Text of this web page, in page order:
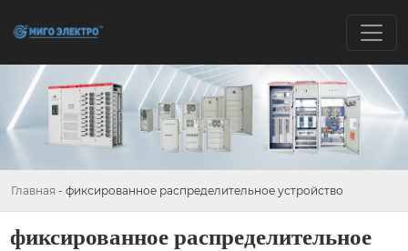
Главная - фиксированное распределительное устройство
фиксированное распределительное